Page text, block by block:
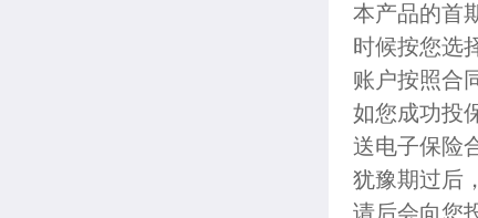
本产品的首
时候按您选
账户按照合
如您成功投
送电子保险
犹豫期过后
请后会向您